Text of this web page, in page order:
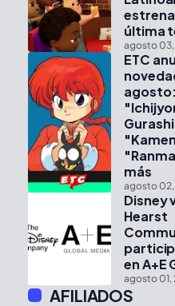
última
agosto
ETC
más
agosto
Disney
Hearst
en A+E
agosto 01,
AFILIADOS